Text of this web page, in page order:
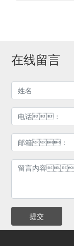
在线留言
提交